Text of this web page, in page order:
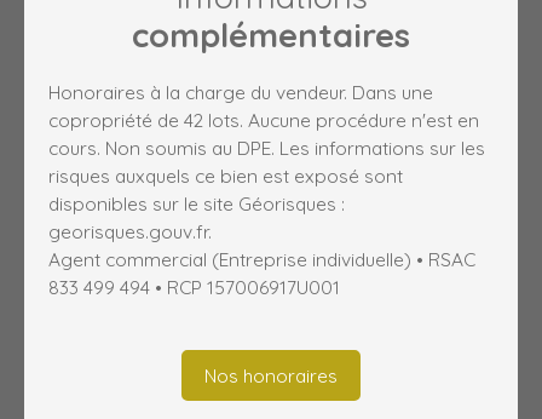
complémentaires
Honoraires à la charge du vendeur. Dans une
copropriété de 42 lots. Aucune procédure n'est en
cours. Non soumis au DPE. Les informations sur les
risques auxquels ce bien est exposé sont
disponibles sur le site Géorisques :
georisques.gouv.fr.
Agent commercial (Entreprise individuelle) • RSAC
833 499 494 • RCP 157006917U001
Nos honoraires